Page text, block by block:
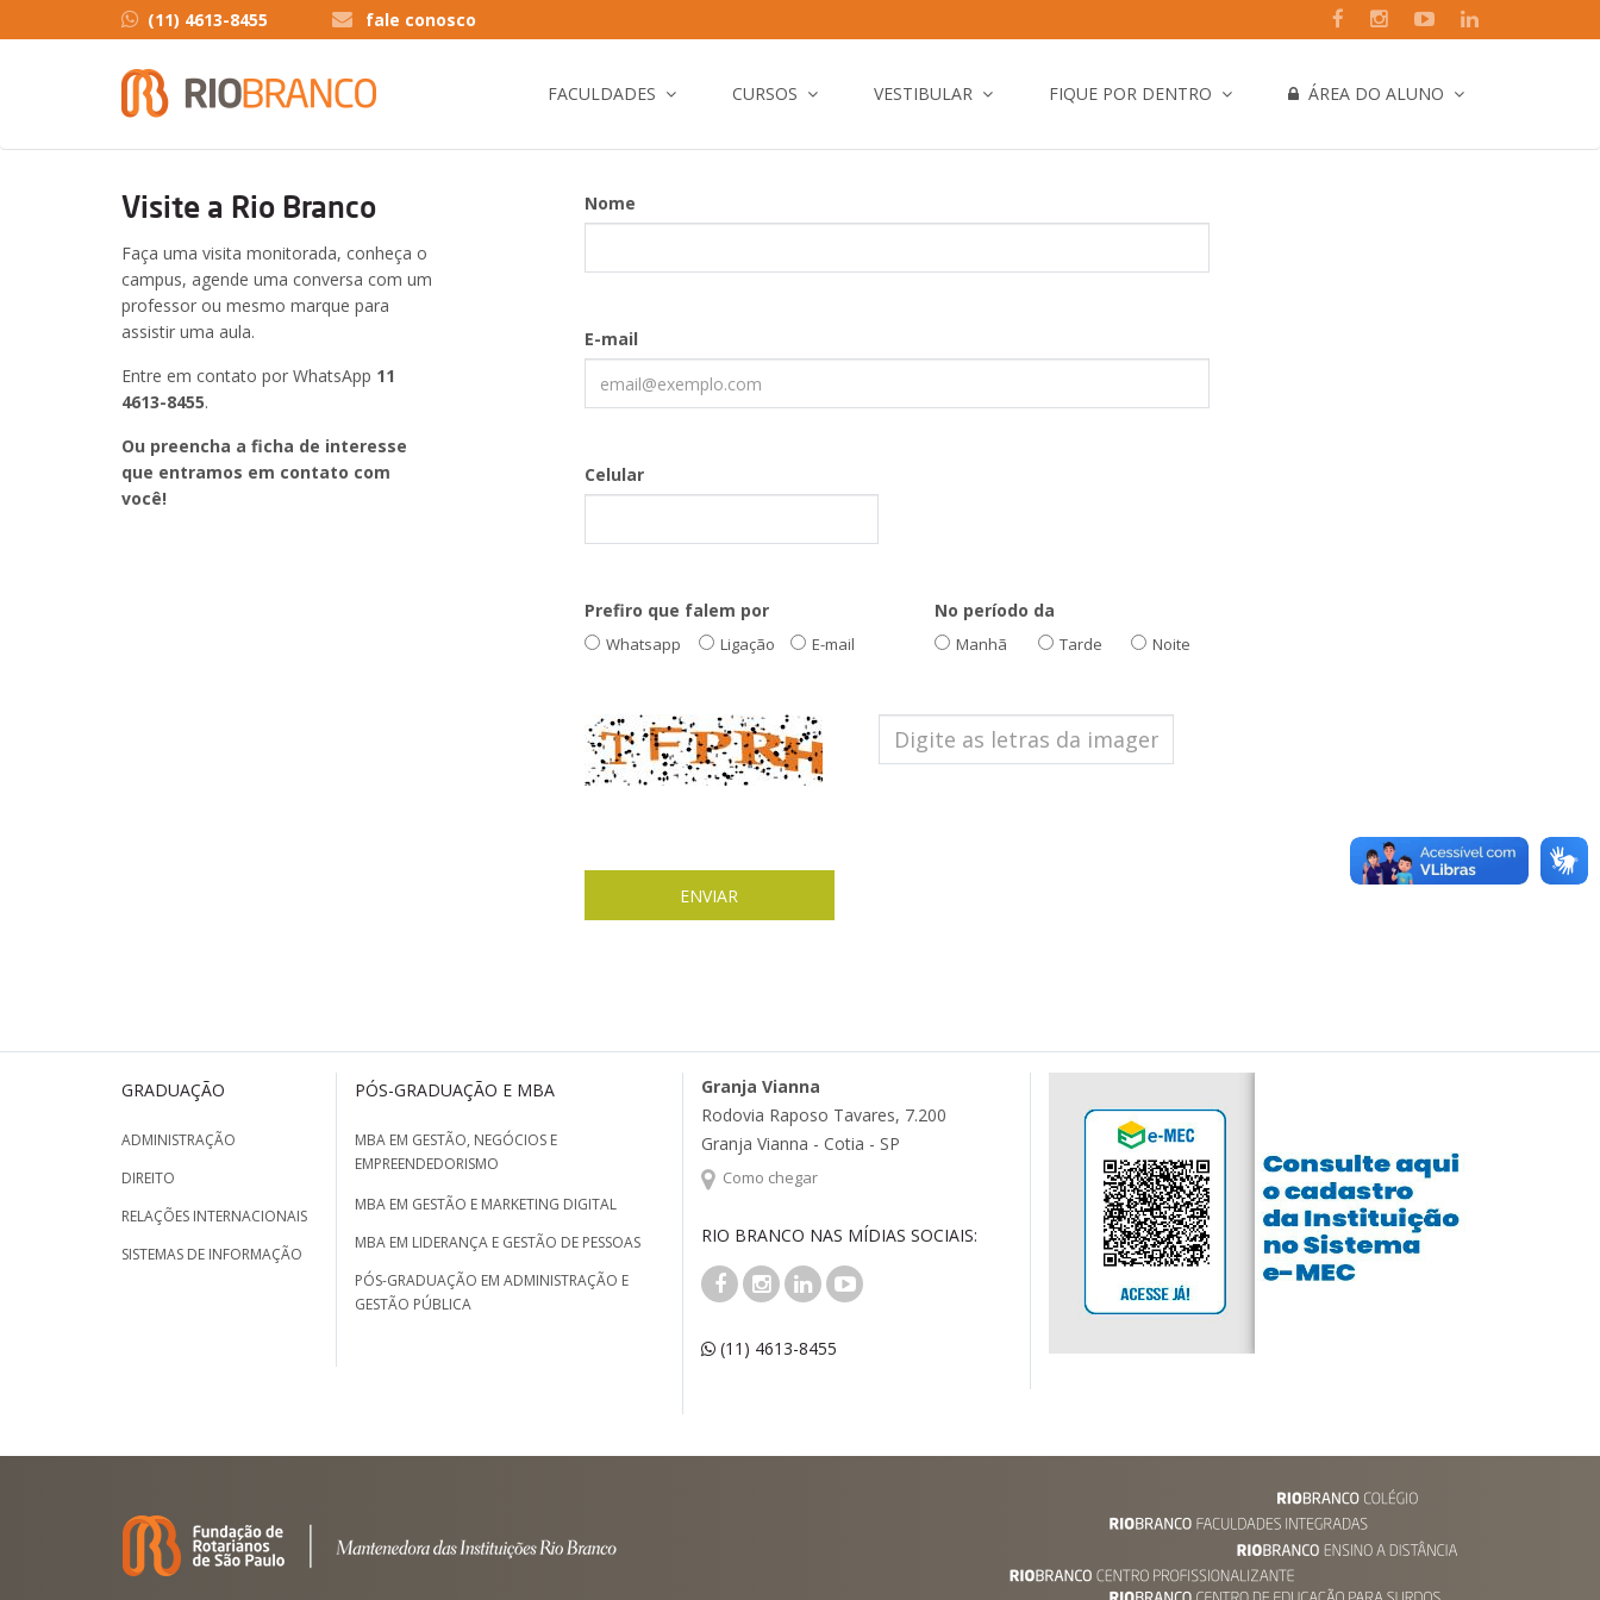
(11) 4613-8455 fale conosco
FACULDADES CURSOS VESTIBULAR FIQUE POR DENTRO ÁREA DO ALUNO
Visite a Rio Branco
Faça uma visita monitorada, conheça o
campus, agende uma conversa com um
professor ou mesmo marque para
assistir uma aula.
Entre em contato por WhatsApp 11
4613-8455.
Ou preencha a ficha de interesse
que entramos em contato com
você!
Nome
E-mail
Celular
Prefiro que falem por
Whatsapp Ligação E-mail
No período da
Manhã Tarde Noite
GRADUAÇÃO
ADMINISTRAÇÃO
DIREITO
RELAÇÕES INTERNACIONAIS
SISTEMAS DE INFORMAÇÃO
PÓS-GRADUAÇÃO E MBA
MBA EM GESTÃO, NEGÓCIOS E
EMPREENDEDORISMO
MBA EM GESTÃO E MARKETING DIGITAL
MBA EM LIDERANÇA E GESTÃO DE PESSOAS
PÓS-GRADUAÇÃO EM ADMINISTRAÇÃO E
GESTÃO PÚBLICA
Granja Vianna
Rodovia Raposo Tavares, 7.200
Granja Vianna - Cotia - SP
Como chegar
RIO BRANCO NAS MÍDIAS SOCIAIS:
(11) 4613-8455